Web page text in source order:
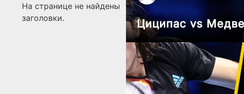
На странице не найдены
заголовки.
Циципас vs